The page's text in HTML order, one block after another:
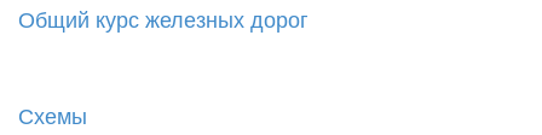
Общий курс железных дорог
Схемы